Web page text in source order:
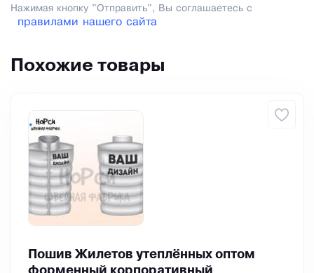
Нажимая кнопку "Отправить", Вы соглашаетесь с
правилами нашего сайта
Похожие товары
Пошив Жилетов утеплённых оптом